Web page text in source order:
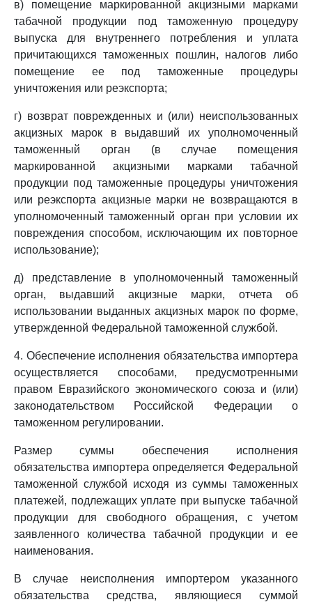
в) помещение маркированной акцизными марками
табачной продукции под таможенную процедуру
выпуска для внутреннего потребления и уплата
причитающихся таможенных пошлин, налогов либо
помещение ее под таможенные процедуры
уничтожения или реэкспорта;
г) возврат поврежденных и (или) неиспользованных
акцизных марок в выдавший их уполномоченный
таможенный орган (в случае помещения
маркированной акцизными марками табачной
продукции под таможенные процедуры уничтожения
или реэкспорта акцизные марки не возвращаются в
уполномоченный таможенный орган при условии их
повреждения способом, исключающим их повторное
использование);
д) представление в уполномоченный таможенный
орган, выдавший акцизные марки, отчета об
использовании выданных акцизных марок по форме,
утвержденной Федеральной таможенной службой.
4. Обеспечение исполнения обязательства импортера
осуществляется способами, предусмотренными
правом Евразийского экономического союза и (или)
законодательством Российской Федерации о
таможенном регулировании.
Размер суммы обеспечения исполнения
обязательства импортера определяется Федеральной
таможенной службой исходя из суммы таможенных
платежей, подлежащих уплате при выпуске табачной
продукции для свободного обращения, с учетом
заявленного количества табачной продукции и ее
наименования.
В случае неисполнения импортером указанного
обязательства средства, являющиеся суммой